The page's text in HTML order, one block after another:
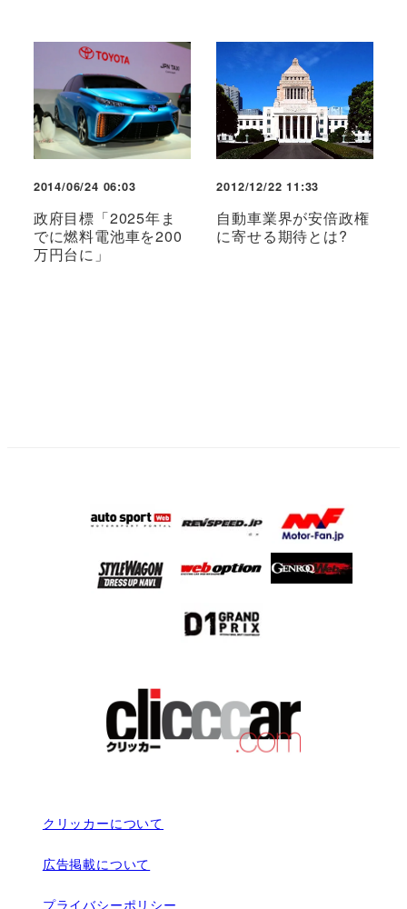
2014/06/24 06:03
政府目標「2025年ま
でに燃料電池車を200
万円台に」
2012/12/22 11:33
自動車業界が安倍政権
に寄せる期待とは?
クリッカーについて
広告掲載について
プライバシーポリシー